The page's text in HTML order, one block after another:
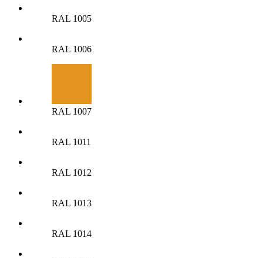
RAL 1005
RAL 1006
RAL 1007
RAL 1011
RAL 1012
RAL 1013
RAL 1014